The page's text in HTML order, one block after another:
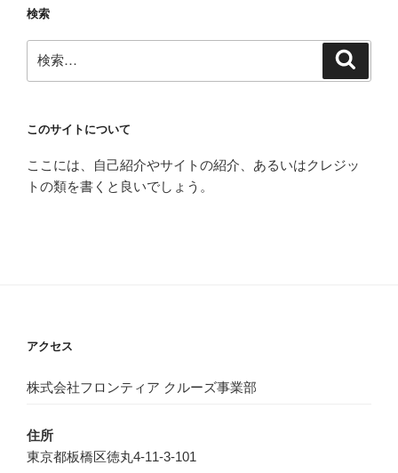
検索
索:
このサイトについて
ここには、自己紹介やサイトの紹介、あるいはクレジッ
トの類を書くと良いでしょう。
アクセス
株式会社フロンティア クルーズ事業部
住所
東京都板橋区徳丸4-11-3-101